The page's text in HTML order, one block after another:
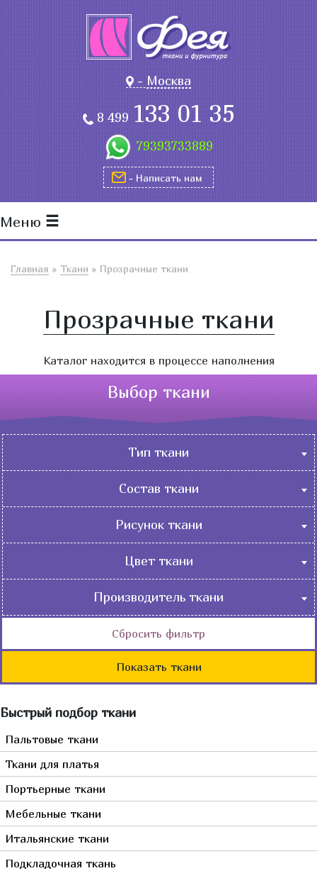
-Москва
8 499133 01 35
79393733889
- Написать нам
Меню
Главная » Ткани » Прозрачные ткани
Прозрачные ткани
Каталог находится в процессе наполнения
Выбор ткани
Тип ткани
Пальтовые
Плательно-блузочные
Плащевые-курточные
Подкладочные
Мебельные
Состав ткани
Рисунок ткани
Градиент
Однотонные
Растительный
Полосы, волны
Камуфляж
Клетка
Цвет ткани
Бордовый
Горчичный
Желтый
Зеленый
Золотой
Коралловый
Коричневый
Красный
Мультиколор
Производитель ткани
Россия
Франция
Турция
Испания
Китай
Индонезия
Пакистан
Корея
Тайвань
Сбросить фильтр
Показать ткани
Быстрый подбор ткани
Пальтовые ткани
Ткани для платья
Портьерные ткани
Мебельные ткани
Итальянские ткани
Подкладочная ткань